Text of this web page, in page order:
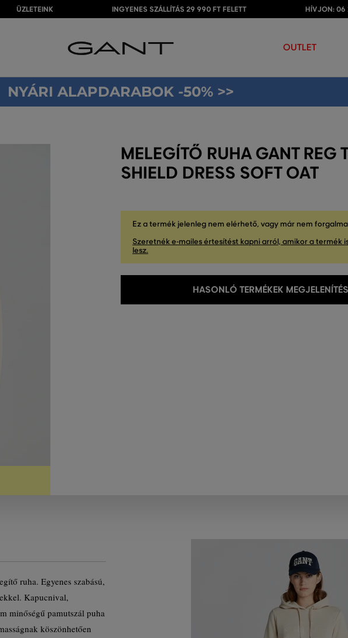
ÜZLETEINK INGYENES SZÁLLÍTÁS 29 990 FT FELETT HÍVJON: 06
OUTLET
NYÁRI ALAPDARABOK -50% >>
MELEGÍTŐ RUHA GANT REG
SHIELD DRESS SOFT OAT
Ez a termék jelenleg nem elérhető, vagy már nem
Szeretnék e-mailes értesítést kapni arról, amikor a termék
lesz.
HASONLÓ TERMÉKEK
ruha. Egyenes szabású,
Kapucnival,
minőségű pamutszál puha
köszönhetően